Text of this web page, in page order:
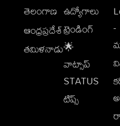
తెలంగాణ
ఆంధ్రప్రదేశ్
తమిళనాడు
ఉద్యోగాలు
ట్రెండింగ్
🌟
వాట్సాప్
STATUS
టిప్స్
-